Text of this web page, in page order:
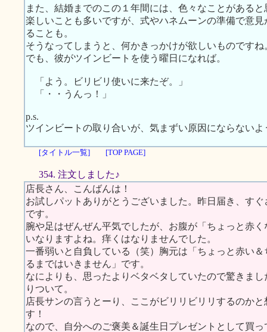
また、結婚までのこの１年間には、色々なことがあると
楽しいことも多いですが、式やハネムーンの準備で意
ることも。
そうなってしまうと、何かきっかけが欲しいものですね
でも、彼がツインビートを使う曜日になれば。
「よう。ビリビリ使いに来たぞ。」
「・・うんっ！」
p.s.
ツインビートの取り合いが、気まずい原因にならない
[タイトル一覧] [TOP PAGE]
354. 注文しました♪
店長さん、こんばんは！
お試しパットありがとうございました。昨日届き、す
です。
腕や足はぜんぜん平気でしたが、お腹が「ちょっと赤
いなりますよね。痒くはなりませんでした。
一番弱いと自負している（笑）胸元は「ちょっと赤い
るまではいきません」です。
なによりも、思ったよりベタベタしていたので驚きま
りついて。
店長サンの言うとーり、ここがビリリビリリするのか
す！
なので、自分へのご褒美＆誕生日プレゼントとして買